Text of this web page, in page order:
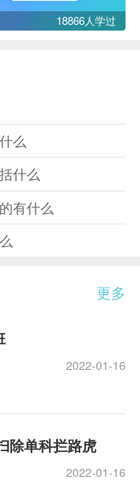
18866人学过
么
什么
有什么
更多
2022-01-16
除单科拦路虎
2022-01-16